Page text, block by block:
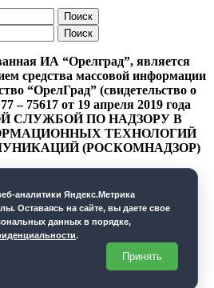
ИА “Орелград”, является
средства массовой информации
“ОрелГрад” (свидетельство о
75617 от 19 апреля 2019 года
СЛУЖБОЙ ПО НАДЗОРУ В
ТЕХНОЛОГИЙ
(РОСКОМНАДЗОР)
ПЕРСОНАЛЬНЫХ
аналитики Яндекс.Метрика
Оставаясь на сайте, вы даете свое
данных в порядке,
.
Принять